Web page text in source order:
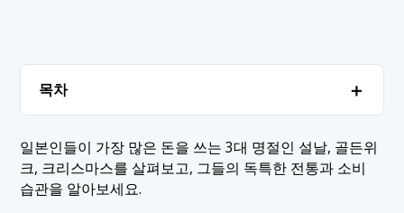
목차 ＋
1.1 1. 새해 (오쇼가츠)
1.2 2. 골든위크
2. 결론
일본인들이 가장 많은 돈을 쓰는 3대 명절인 설날, 골든위
크, 크리스마스를 살펴보고, 그들의 독특한 전통과 소비
습관을 알아보세요.